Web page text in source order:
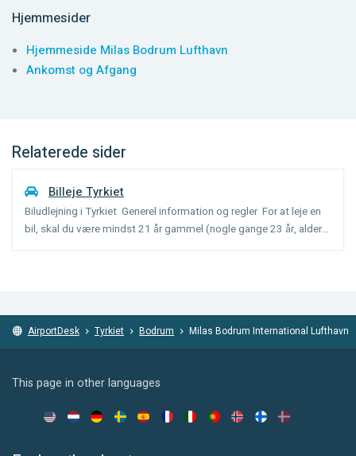
Hjemmesider
Hjemmeside Milas Bodrum Lufthavn
Ankomst og Afgang
Relaterede sider
Billeje Tyrkiet
Biludlejning i Tyrkiet Generel information og regler For at leje en
bil, skal du være mindst 21 år gammel (nogle gange 23 år, alder
AirportDesk Tyrkiet Bodrum Milas Bodrum International Lufthavn
This page in other languages